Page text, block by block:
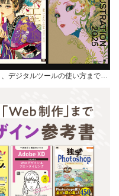
デジタルツールの使い方まで…